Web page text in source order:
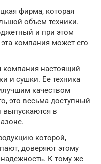
фирма, которая
объем техники.
и при этом
компания может его
компания настоящий
и сушки. Ее техника
качеством
это весьма доступный
выпускаются в
которой,
доверяют этому
надежность. К тому же